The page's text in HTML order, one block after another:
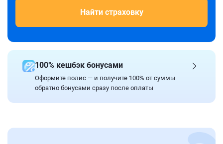
Найти страховку
100% кешбэк бонусами
Оформите полис — и получите 100% от суммы
обратно бонусами сразу после оплаты